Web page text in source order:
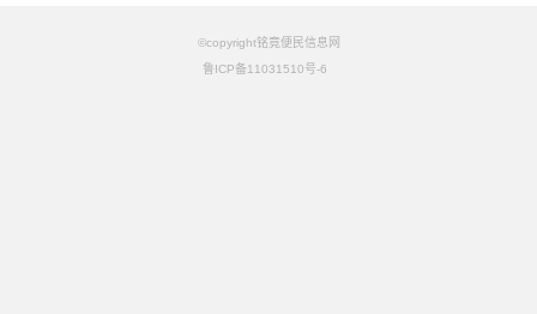
©copyright铭竟便民信息网
鲁ICP备11031510号-6